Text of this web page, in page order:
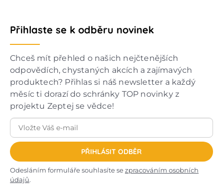
Přihlaste se k odběru novinek
Chceš mít přehled o našich nejčtenějších
odpovědích, chystaných akcích a zajímavých
produktech? Přihlas si náš newsletter a každý
měsíc ti dorazí do schránky TOP novinky z
projektu Zeptej se vědce!
PŘIHLÁSIT ODBĚR
Odesláním formuláře souhlasíte sezpracováním osobních
údajů.